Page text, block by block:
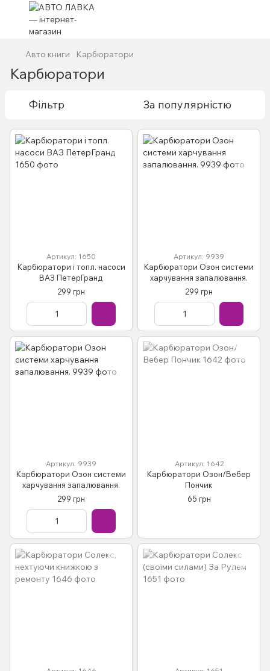
Авто книги Карбюратори
Карбюратори
Фільтр За популярністю
Артикул: 1650
Карбюратори і топл. насоси
ВАЗ ПетерГранд
299 грн
Артикул: 9939
Карбюратори Озон системи
харчування запалювання.
299 грн
Артикул: 9939
Карбюратори Озон системи
харчування запалювання.
299 грн
Артикул: 1642
Карбюратори Озон/Вебер
Пончик
65 грн